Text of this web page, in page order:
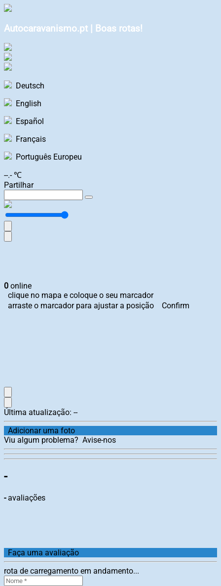
Autocaravanismo.pt | Boas rotas!
Deutsch
English
Español
Français
Português Europeu
--.- ℃
Partilhar
0 online
clique no mapa e coloque o seu marcador
arraste o marcador para ajustar a posição
Confirm
Última atualização: --
Adicionar uma foto
Viu algum problema? Avise-nos
-
-avaliações
Faça uma avaliação
rota de carregamento em andamento...